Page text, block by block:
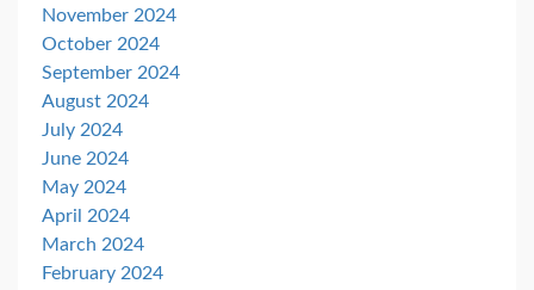
November 2024
October 2024
September 2024
August 2024
July 2024
June 2024
May 2024
April 2024
March 2024
February 2024